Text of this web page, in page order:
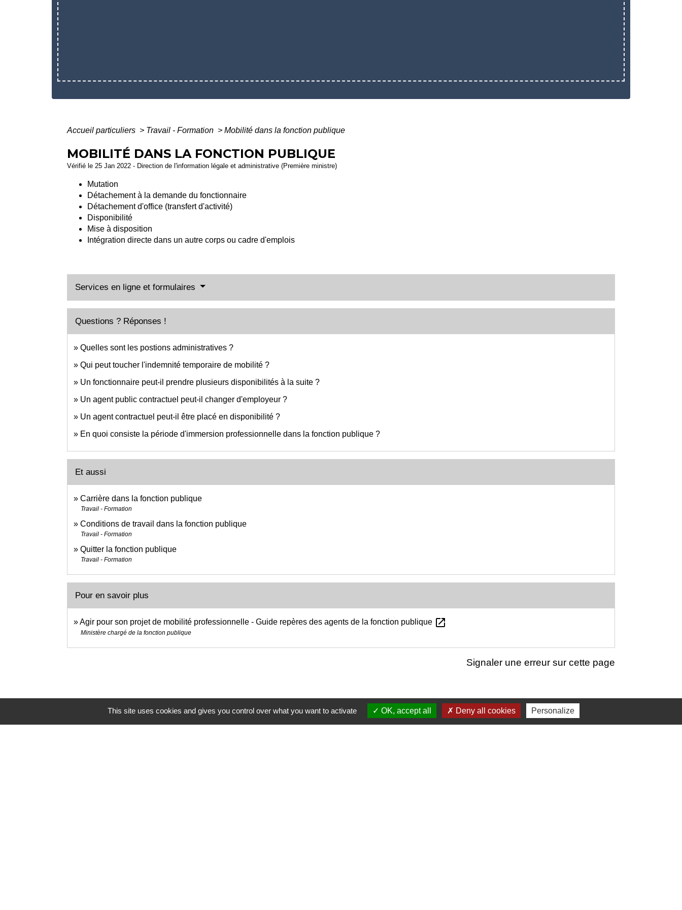
Accueil particuliers > Travail - Formation > Mobilité dans la fonction publique
MOBILITÉ DANS LA FONCTION PUBLIQUE
Vérifié le 25 Jan 2022 - Direction de l'information légale et administrative (Première ministre)
Mutation
Détachement à la demande du fonctionnaire
Détachement d'office (transfert d'activité)
Disponibilité
Mise à disposition
Intégration directe dans un autre corps ou cadre d'emplois
Services en ligne et formulaires
Questions ? Réponses !
Quelles sont les postions administratives ?
Qui peut toucher l'indemnité temporaire de mobilité ?
Un fonctionnaire peut-il prendre plusieurs disponibilités à la suite ?
Un agent public contractuel peut-il changer d'employeur ?
Un agent contractuel peut-il être placé en disponibilité ?
En quoi consiste la période d'immersion professionnelle dans la fonction publique ?
Et aussi
Carrière dans la fonction publique
Travail - Formation
Conditions de travail dans la fonction publique
Travail - Formation
Quitter la fonction publique
Travail - Formation
Pour en savoir plus
Agir pour son projet de mobilité professionnelle - Guide repères des agents de la fonction publique open_in_new
Ministère chargé de la fonction publique
Signaler une erreur sur cette page
Nous contacter
This site uses cookies and gives you control over what you want to activate OK, accept all Deny all cookies Personalize